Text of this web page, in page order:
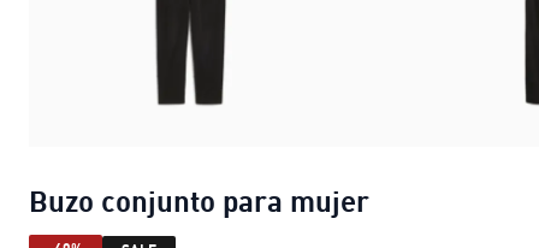
Buzo conjunto para mujer